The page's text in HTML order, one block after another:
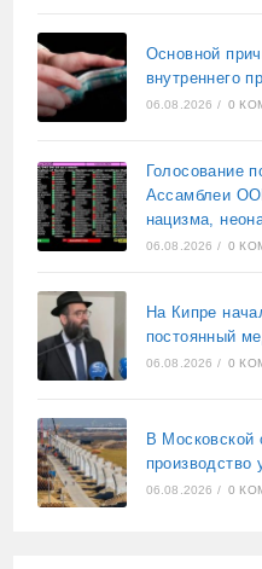
Основной
внутреннего
06.08.2026 / 0
Голосование
Ассамблеи
нацизма,
06.08.2026 / 0
На Кипре
постоянный
06.08.2026 / 0
В Московской
производство
06.08.2026 / 0